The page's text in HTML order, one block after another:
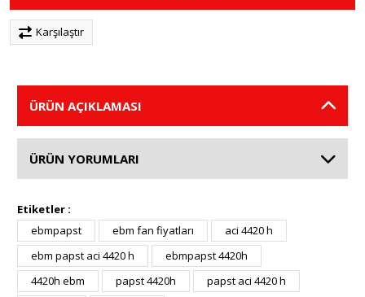
Karşılaştır
ÜRÜN AÇIKLAMASI
ÜRÜN YORUMLARI
Etiketler :
ebmpapst
ebm fan fiyatları
aci 4420 h
ebm papst aci 4420 h
ebmpapst 4420h
4420h ebm
papst 4420h
papst aci 4420 h